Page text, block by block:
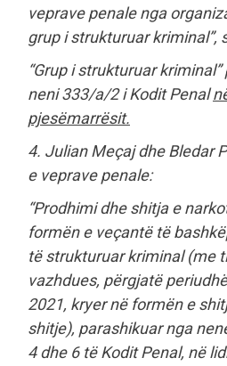
veprave penale nga
grup i strukturuar kriminal”,
“Grup i strukturuar
neni 333/a/2 i Kodit Penal
pjesëmarrësit.
4. Julian Meçaj dhe Bledar
e veprave penale:
“Prodhimi dhe shitja e
formën e veçantë të
të strukturuar kriminal (me
vazhdues, përgjatë
2021, kryer në formën e
shitje), parashikuar nga
4 dhe 6 të Kodit Penal, në